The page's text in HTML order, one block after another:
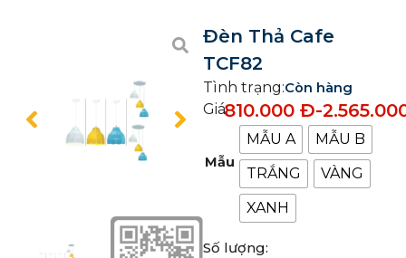
Đèn Thả Cafe
TCF82
Tình trạng:Còn hàng
Giá:810.000Đ-
Mẫu
MẪU A
MẪU B
TRẮNG
VÀNG
XANH
Số lượng: